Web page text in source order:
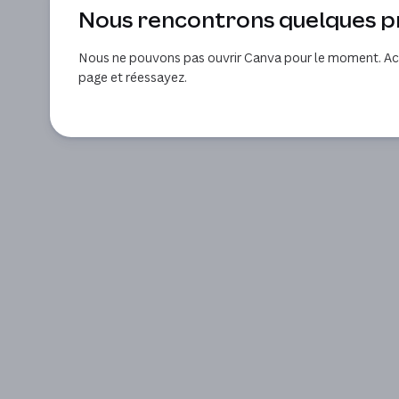
Nous rencontrons quelques
Nous ne pouvons pas ouvrir Canva pour le moment.
page et réessayez.